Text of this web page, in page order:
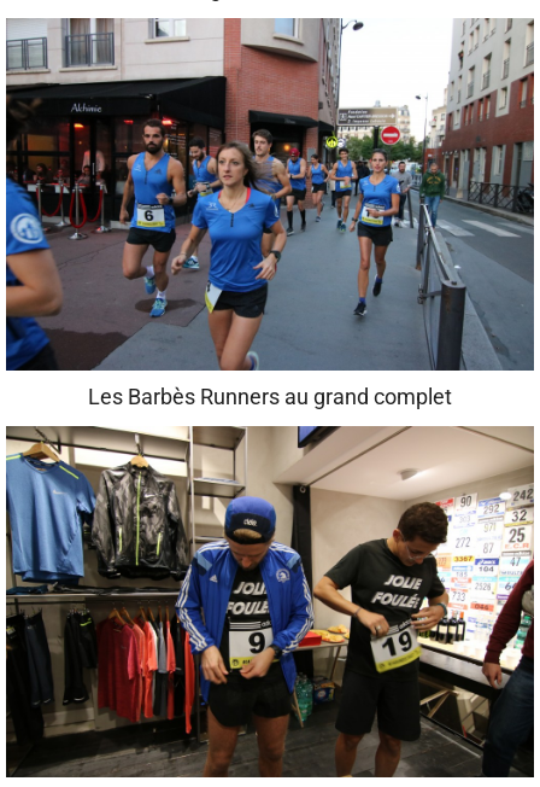
Les Barbès Runners au grand complet